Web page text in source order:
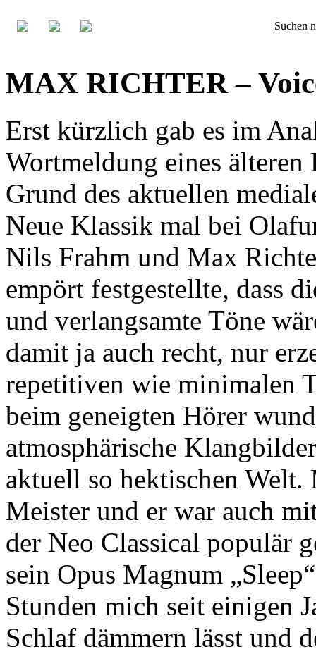
Suchen
MAX RICHTER –
Erst kürzlich gab es im
Wortmeldung eines
Grund des aktuellen
Neue Klassik mal bei
Nils Frahm und Max
empört festgestellte, dass
und verlangsamte Töne
damit ja auch recht, nur
repetitiven wie minimalen
beim geneigten Hörer
atmosphärische
aktuell so hektischen
Meister und er war auch
der Neo Classical populär
sein Opus Magnum
Stunden mich seit einigen
Schlaf dämmern lässt und